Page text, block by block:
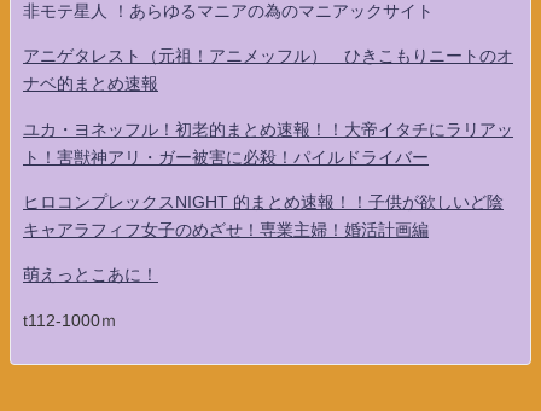
非モテ星人 ！あらゆるマニアの為のマニアックサイト
アニゲタレスト（元祖！アニメッフル） ひきこもりニートのオ
ナベ的まとめ速報
ユカ・ヨネッフル！初老的まとめ速報！！大帝イタチにラリアッ
ト！害獣神アリ・ガー被害に必殺！パイルドライバー
ヒロコンプレックスNIGHT 的まとめ速報！！子供が欲しいど陰
キャアラフィフ女子のめざせ！専業主婦！婚活計画編
萌えっとこあに！
t112-1000ｍ